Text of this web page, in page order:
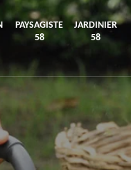
PAYSAGISTE
58
JARDINIER
58